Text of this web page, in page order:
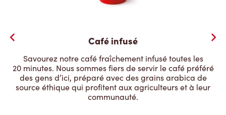
Café infusé
Savourez notre café fraîchement infusé toutes les
20 minutes. Nous sommes fiers de servir le café préféré
des gens d’ici, préparé avec des grains arabica de
source éthique qui profitent aux agriculteurs et à leur
communauté.